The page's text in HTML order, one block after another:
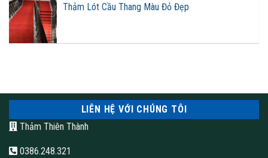
Thảm Lót Cầu Thang Màu Đỏ Đẹp
LIÊN HỆ VỚI CHÚNG TÔI
Thảm Thiên Thành
0386.248.321